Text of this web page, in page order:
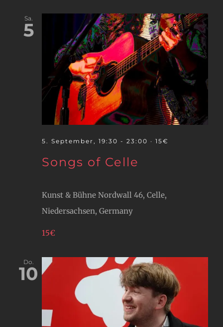
Sa.
5
Songs of Celle
5. September, 19:30 - 23:00 · 15€
Kunst & Bühne Nordwall 46, Celle,
Niedersachsen, Germany
15€
Do.
10